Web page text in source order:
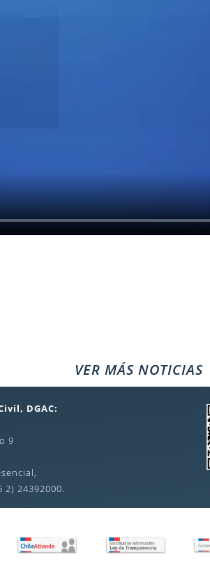
VER MÁS NOTICIAS
DGAC:
9
24392000.